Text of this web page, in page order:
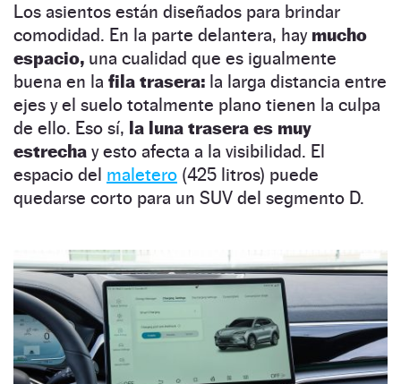
Los asientos están diseñados para brindar
comodidad. En la parte delantera, hay mucho
espacio, una cualidad que es igualmente
buena en la fila trasera: la larga distancia entre
ejes y el suelo totalmente plano tienen la culpa
de ello. Eso sí, la luna trasera es muy
estrecha y esto afecta a la visibilidad. El
espacio del maletero (425 litros) puede
quedarse corto para un SUV del segmento D.